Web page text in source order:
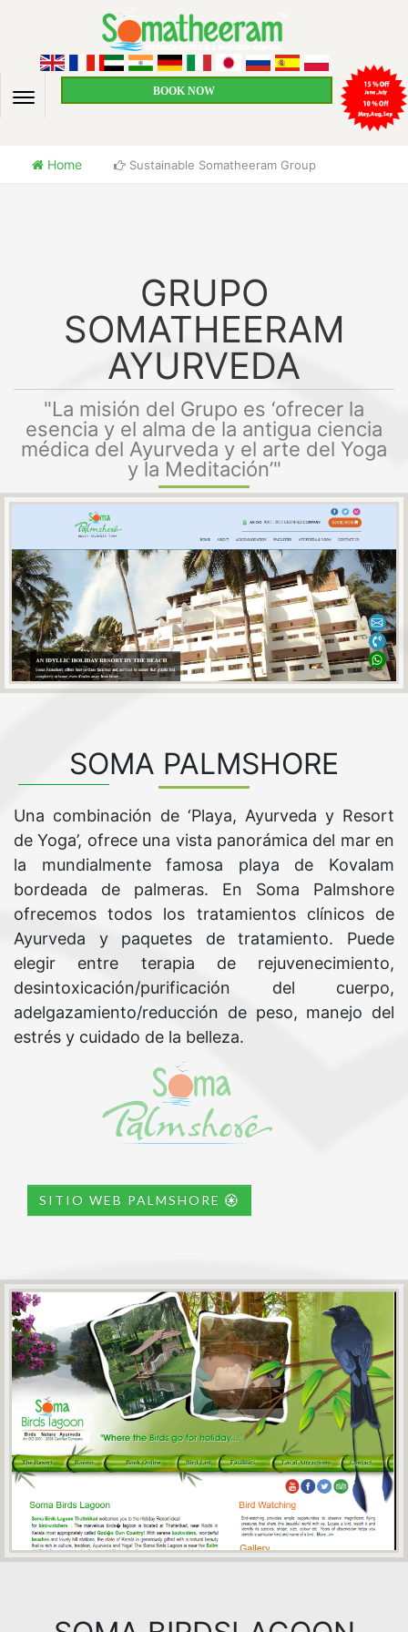
BOOK NOW
Home Sustainable Somatheeram Group
GRUPO
SOMATHEERAM
AYURVEDA
"La misión del Grupo es ‘ofrecer la
esencia y el alma de la antigua ciencia
médica del Ayurveda y el arte del Yoga
y la Meditación’"
SOMA PALMSHORE
Una combinación de ‘Playa, Ayurveda y Resort
de Yoga’, ofrece una vista panorámica del mar en
la mundialmente famosa playa de Kovalam
bordeada de palmeras. En Soma Palmshore
ofrecemos todos los tratamientos clínicos de
Ayurveda y paquetes de tratamiento. Puede
elegir entre terapia de rejuvenecimiento,
desintoxicación/purificación del cuerpo,
adelgazamiento/reducción de peso, manejo del
estrés y cuidado de la belleza.
SITIO WEB PALMSHORE